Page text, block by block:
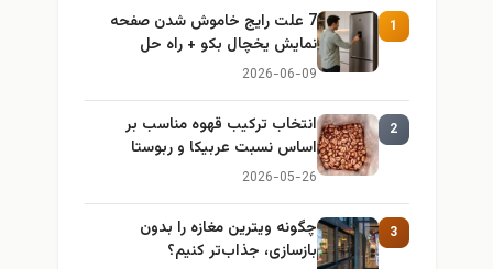
1
7 علت رایج خاموش شدن صفحه
نمایش یخچال بکو + راه حل
2026-06-09
2
انتخاب ترکیب قهوه مناسب بر
اساس نسبت عربیکا و ربوستا
2026-05-26
3
چگونه ویترین مغازه را بدون
بازسازی، جذاب‌تر کنیم؟